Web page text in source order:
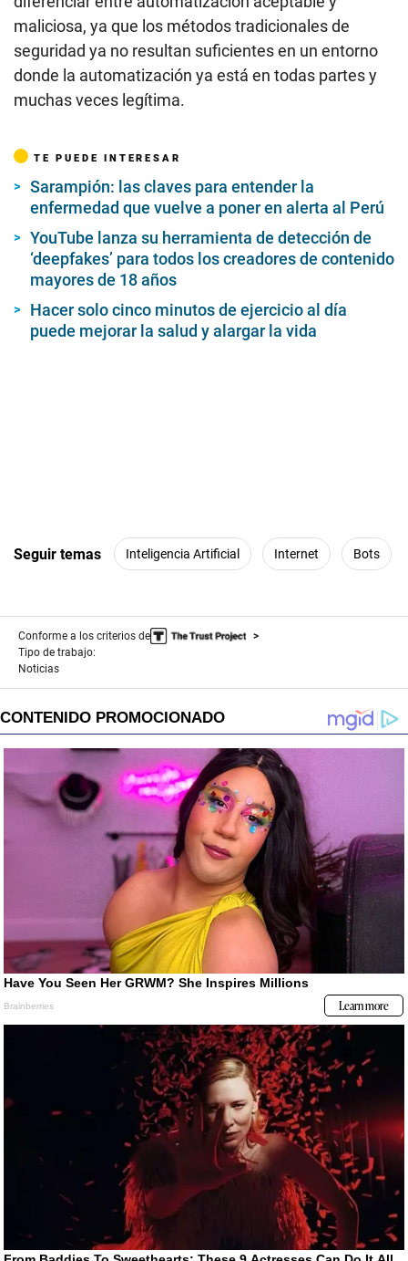
maliciosa, ya que los métodos tradicionales de
seguridad ya no resultan suficientes en un entorno
donde la automatización ya está en todas partes y
muchas veces legítima.
TE PUEDE INTERESAR
Sarampión: las claves para entender la
enfermedad que vuelve a poner en alerta al Perú
YouTube lanza su herramienta de detección de
‘deepfakes’ para todos los creadores de contenido
mayores de 18 años
Hacer solo cinco minutos de ejercicio al día
puede mejorar la salud y alargar la vida
Seguir temas Inteligencia Artificial Internet Bots
Conforme a los criterios de
Tipo de trabajo:
Noticias